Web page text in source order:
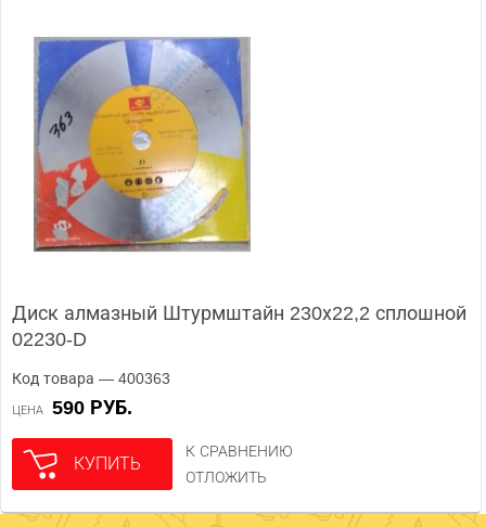
Диск алмазный Штурмштайн 230х22,2 сплошной
02230-D
Код товара — 400363
ЦЕНА 590 РУБ.
КУПИТЬ
К СРАВНЕНИЮ
ОТЛОЖИТЬ